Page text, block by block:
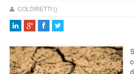
COLDIRETTI ()